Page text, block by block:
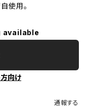
使用。
available
向け
通報する